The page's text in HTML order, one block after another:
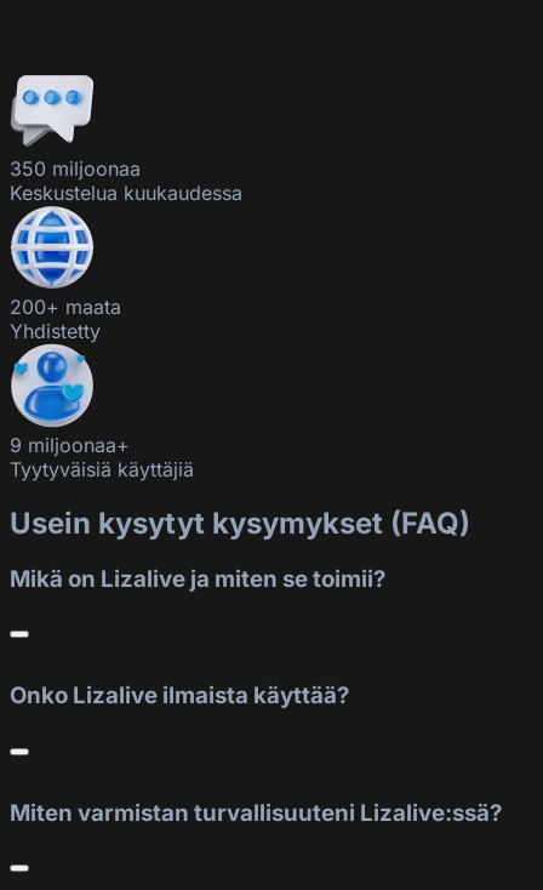
350 miljoonaa
Keskustelua kuukaudessa
200+ maata
Yhdistetty
9 miljoonaa+
Tyytyväisiä käyttäjiä
Usein kysytyt kysymykset (FAQ)
Mikä on Lizalive ja miten se toimii?
Onko Lizalive ilmaista käyttää?
Miten varmistan turvallisuuteni Lizalive:ssä?